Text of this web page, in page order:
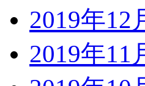
2019年12
2019年11